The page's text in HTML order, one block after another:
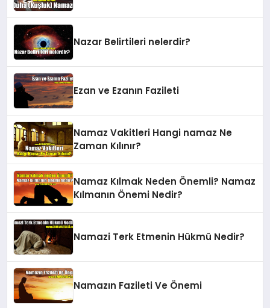
Nazar Belirtileri nelerdir?
Ezan ve Ezanın Fazileti
Namaz Vakitleri Hangi namaz Ne
Zaman Kılınır?
Namaz Kılmak Neden Önemli? Namaz
Kılmanın Önemi Nedir?
Namazi Terk Etmenin Hükmü Nedir?
Namazın Fazileti Ve Önemi